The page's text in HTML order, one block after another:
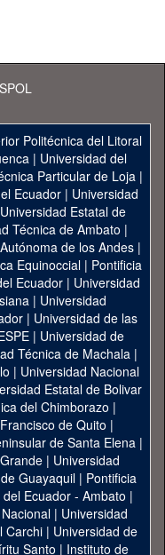
Politécnica del Litoral
| Universidad del
Particular de Loja|
Ecuador| Universidad
Universidad Estatal de
Técnica de Ambato |
de los Andes|
Equinoccial| Pontificia
Ecuador | Universidad
| Universidad
| Universidad de las
| Universidad de
Técnica de Machala|
| Universidad Nacional
Estatal de Bolivar
del Chimborazo |
de Quito |
de Santa Elena|
| Universidad
Guayaquil| Pontificia
Ecuador - Ambato |
| Universidad
Carchi| Universidad de
Santo | Instituto de